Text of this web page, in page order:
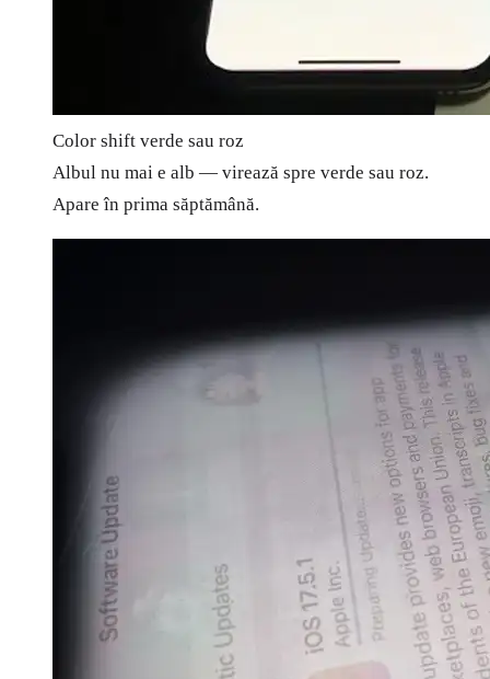
Color shift verde sau roz
Albul nu mai e alb — virează spre verde sau roz.
Apare în prima săptămână.